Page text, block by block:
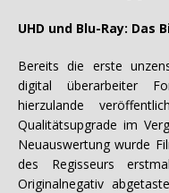
UHD und Blu-Ray: Das
Bereits die erste
digital überarbeiter
hierzulande
Qualitätsupgrade im
Neuauswertung wurde
des Regisseurs
Originalnegativ